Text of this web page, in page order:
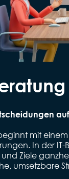
mit
In der IT-
und Ziele
umsetzbare